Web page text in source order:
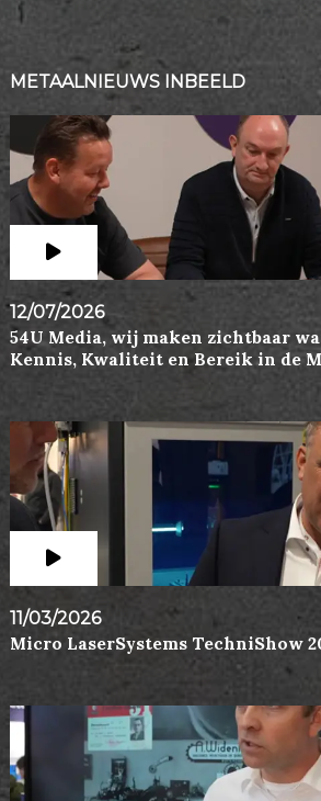
METAALNIEUWS INBEELD
12/07/2026
54U Media, wij maken zichtbaar
Kennis, Kwaliteit en Bereik in de
11/03/2026
Micro LaserSystems TechniShow